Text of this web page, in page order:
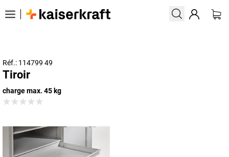
Réf.: 114799 49
Tiroir
charge max. 45 kg